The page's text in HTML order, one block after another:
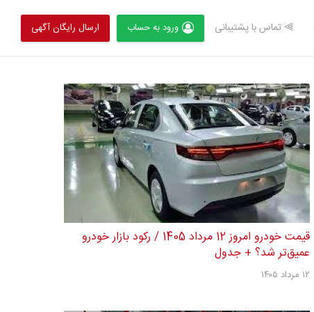
⫸ تماس با پشتیبانی ورود به حساب ارسال رایگان آگهی
قیمت خودرو امروز 12 مرداد 1405 / رکود بازار خودرو
عمیق‌تر شد؟ + جدول
۱۲ مرداد ۱۴۰۵